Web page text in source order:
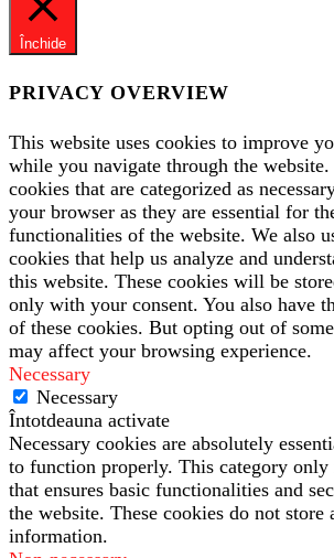
Închide
PRIVACY OVERVIEW
This website uses cookies to improve
while you navigate through the
cookies that are categorized as
your browser as they are essential for
functionalities of the website. We also
cookies that help us analyze and
this website. These cookies will be
only with your consent. You also have
of these cookies. But opting out of
may affect your browsing experience.
Necessary
Necessary
Întotdeauna activate
Necessary cookies are absolutely
to function properly. This category only
that ensures basic functionalities and
the website. These cookies do not store
information.